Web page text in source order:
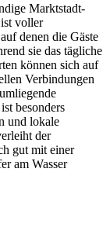
Marktstadt-
voller
denen die Gäste
sie das tägliche
können sich auf
Verbindungen
besonders
und lokale
der
gut mit einer
am Wasser